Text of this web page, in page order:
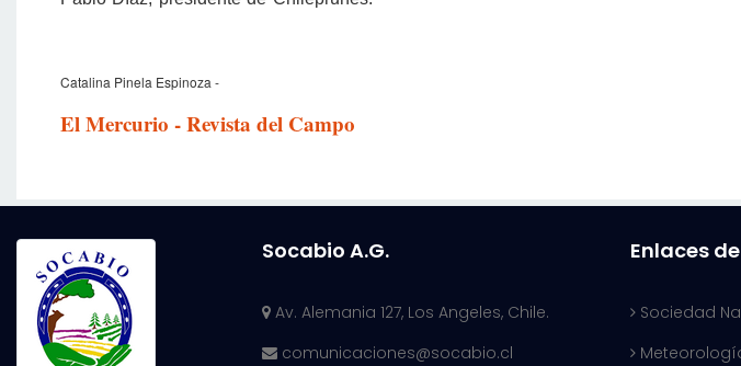
Catalina Pinela Espinoza -
El Mercurio - Revista del Campo
Socabio A.G.
Av. Alemania 127, Los Angeles, Chile.
comunicaciones@socabio.cl
Enlaces
Sociedad